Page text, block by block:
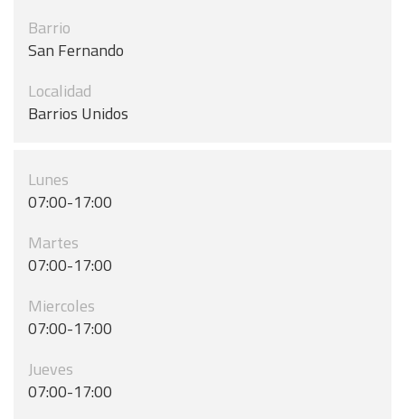
Barrio
San Fernando
Localidad
Barrios Unidos
Lunes
07:00-17:00
Martes
07:00-17:00
Miercoles
07:00-17:00
Jueves
07:00-17:00